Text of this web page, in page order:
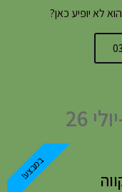
לא יופיע כאן?
26
במבצע!